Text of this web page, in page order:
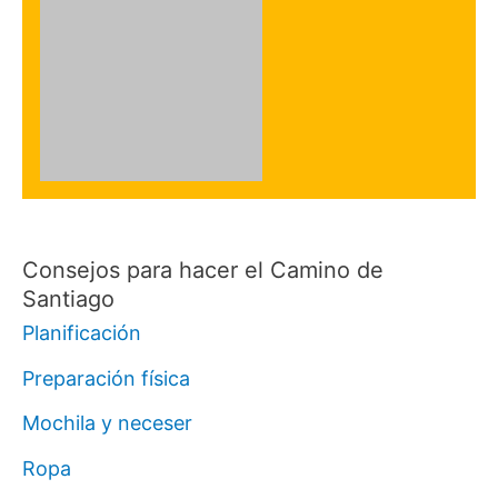
Consejos para hacer el Camino de
Santiago
Planificación
Preparación física
Mochila y neceser
Ropa